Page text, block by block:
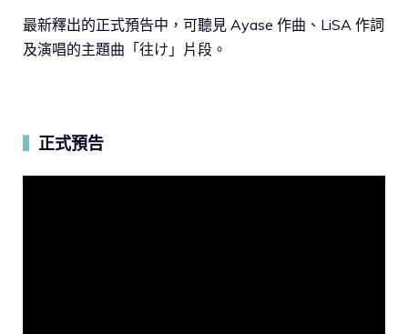
最新釋出的正式預告中，可聽見 Ayase 作曲、LiSA 作詞
及演唱的主題曲「往け」片段。
正式預告